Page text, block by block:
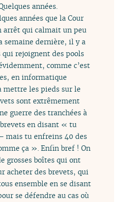
années.
années que la Cour
arrêt qui calmait un peu
semaine dernière, il y a
rejoignent des pools
comme c’est
en informatique
mettre les pieds sur le
sont extrêmement
guerre des tranchées à
en disant « tu
mais tu enfreins 40 des
ça ». Enfin bref ! On
grosses boîtes qui ont
acheter des brevets, qui
ensemble en se disant
se défendre au cas où